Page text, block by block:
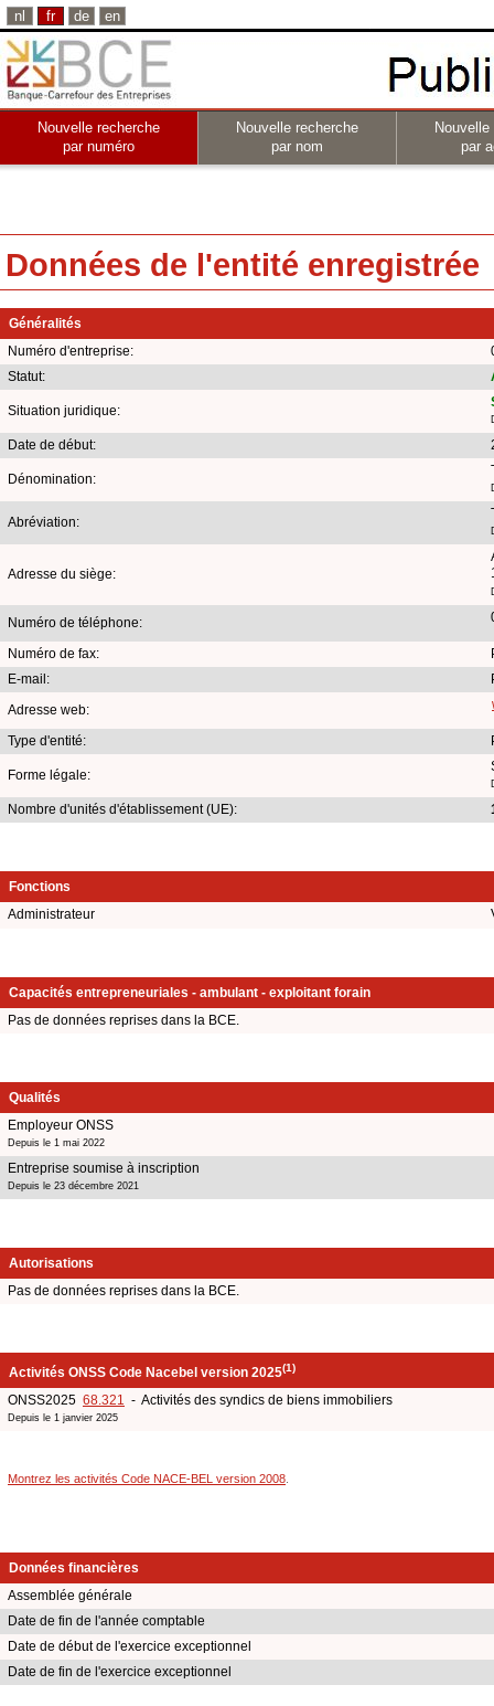
nl fr de en
Nouvelle recherche
par numéro
Nouvelle recherche
par nom
par
Données de l'entité enregistrée
Généralités
Numéro d'entreprise:
Statut:
Situation juridique:
Date de début:
Dénomination:
Abréviation:
Adresse du siège:
Numéro de téléphone:
Numéro de fax:
E-mail:
Adresse web:
Type d'entité:
Forme légale:
Nombre d'unités d'établissement (UE):
Fonctions
Administrateur
Capacités entrepreneuriales - ambulant - exploitant forain
Pas de données reprises dans la BCE.
Qualités
Employeur ONSS
Depuis le 1 mai 2022
Entreprise soumise à inscription
Depuis le 23 décembre 2021
Autorisations
Pas de données reprises dans la BCE.
Activités ONSS Code Nacebel version 2025(1)
ONSS2025 68.321 - Activités des syndics de biens immobiliers
Depuis le 1 janvier 2025
Montrez les activités Code NACE-BEL version 2008
Données financières
Assemblée générale
Date de fin de l'année comptable
Date de début de l'exercice exceptionnel
Date de fin de l'exercice exceptionnel